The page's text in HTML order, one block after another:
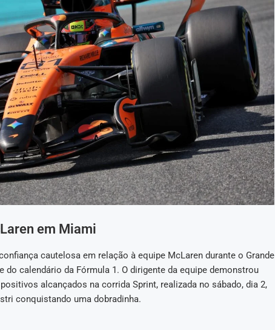
em Miami
cautelosa em relação à equipe McLaren durante o Grande
do calendário da Fórmula 1. O dirigente da equipe demonstrou
alcançados na corrida Sprint, realizada no sábado, dia 2,
conquistando uma dobradinha.